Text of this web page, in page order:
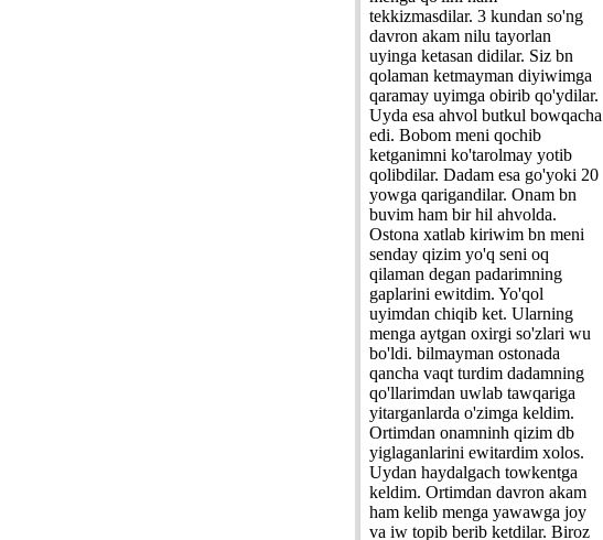
tekkizmasdilar. 3 kundan so'ng
davron akam nilu tayorlan
uyinga ketasan didilar. Siz bn
qolaman ketmayman diyiwimga
qaramay uyimga obirib qo'ydilar.
Uyda esa ahvol butkul bowqacha
edi. Bobom meni qochib
ketganimni ko'tarolmay yotib
qolibdilar. Dadam esa go'yoki 20
yowga qarigandilar. Onam bn
buvim ham bir hil ahvolda.
Ostona xatlab kiriwim bn meni
senday qizim yo'q seni oq
qilaman degan padarimning
gaplarini ewitdim. Yo'qol
uyimdan chiqib ket. Ularning
menga aytgan oxirgi so'zlari wu
bo'ldi. bilmayman ostonada
qancha vaqt turdim dadamning
qo'llarimdan uwlab tawqariga
yitarganlarda o'zimga keldim.
Ortimdan onamninh qizim db
yiglaganlarini ewitardim xolos.
Uydan haydalgach towkentga
keldim. Ortimdan davron akam
ham kelib menga yawawga joy
va iw topib berib ketdilar. Biroz